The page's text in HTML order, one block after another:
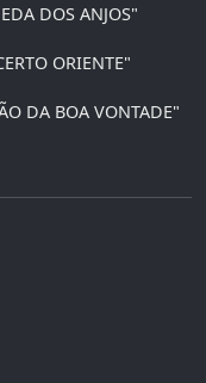
DOS ANJOS"
ORIENTE"
DA BOA VONTADE"